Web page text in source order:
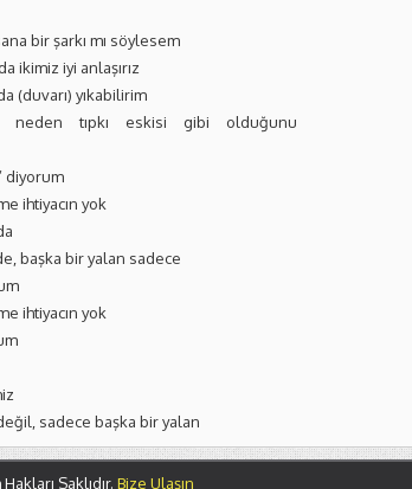
bir şarkı mı söylesem
ikimiz iyi anlaşırız
(duvarı) yıkabilirim
tıpkı eskisi gibi olduğunu
diyorum
ihtiyacın yok
başka bir yalan sadece
ihtiyacın yok
sadece başka bir yalan
Saklıdır. Bize Ulaşın